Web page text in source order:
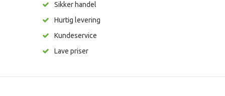
Sikker handel
Hurtig levering
Kundeservice
Lave priser